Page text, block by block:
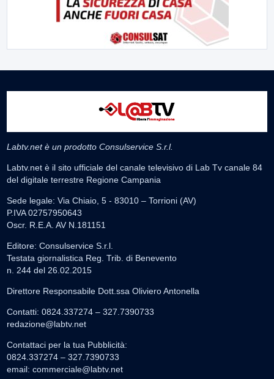
Labtv.net è un prodotto Consulservice S.r.l.
Labtv.net è il sito ufficiale del canale televisivo di Lab Tv canale 84
del digitale terrestre Regione Campania
Sede legale: Via Chiaio, 5 - 83010 – Torrioni (AV)
P.IVA 02757950643
Oscr. R.E.A. AV N.181151
Editore: Consulservice S.r.l.
Testata giornalistica Reg. Trib. di Benevento
n. 244 del 26.02.2015
Direttore Responsabile Dott.ssa Oliviero Antonella
Contatti: 0824.337274 – 327.7390733
redazione@labtv.net
Contattaci per la tua Pubblicità:
0824.337274 – 327.7390733
email: commerciale@labtv.net